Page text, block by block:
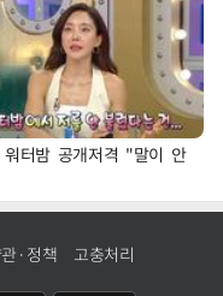
워터밤 공개저격 "말이 안
·정책 고충처리